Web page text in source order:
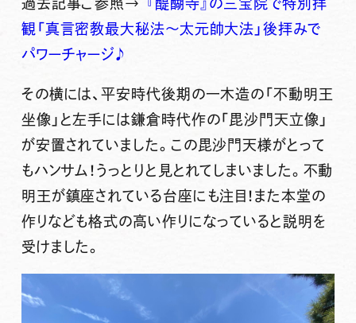
過去記事ご参照→
『醍醐寺』の三宝院で特別拝
観「真言密教最大秘法〜太元帥大法」後拝みで
パワーチャージ♪
その横には、平安時代後期の一木造の「不動明王
坐像」と左手には鎌倉時代作の「毘沙門天立像」
が安置されていました。この毘沙門天様がとって
もハンサム！うっとりと見とれてしまいました。不動
明王が鎮座されている台座にも注目！また本堂の
作りなども格式の高い作りになっていると説明を
受けました。